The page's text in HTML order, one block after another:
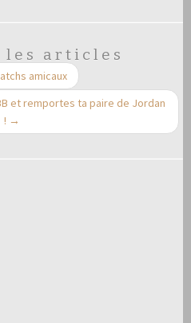
les articles
amicaux
et remportes ta paire de Jordan
! →